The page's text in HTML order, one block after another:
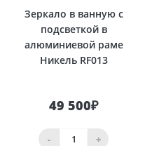
Зеркало в ванную с
подсветкой в
алюминиевой раме
Никель RF013
49 500₽
- +